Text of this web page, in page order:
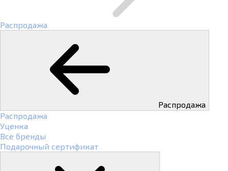
Распродажа
Распродажа
Распродажа
Уценка
Все бренды
Подарочный сертификат